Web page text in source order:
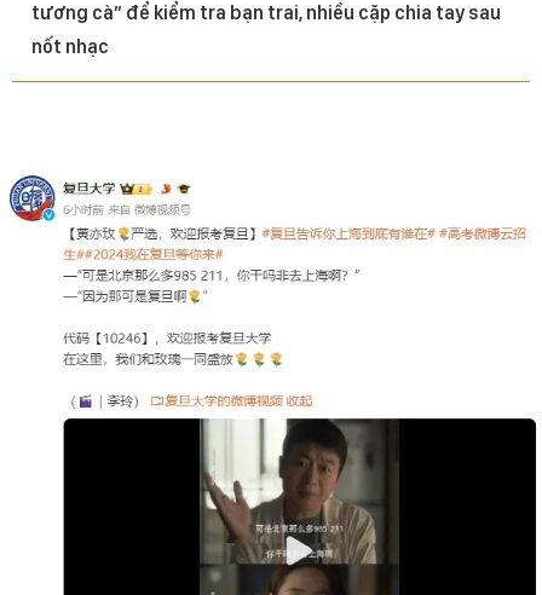
tương cà” để kiểm tra bạn trai, nhiều cặp chia tay sau
nốt nhạc